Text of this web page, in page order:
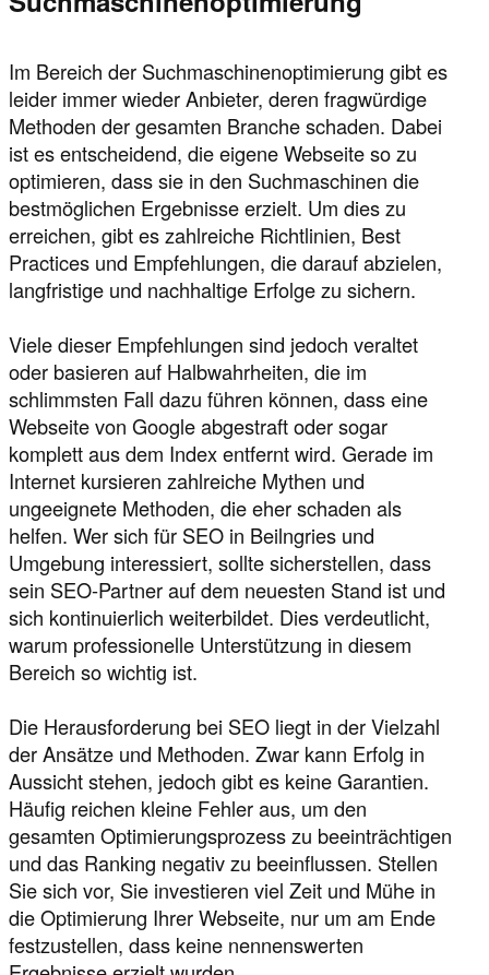
Im Bereich der Suchmaschinenoptimierung gibt es
leider immer wieder Anbieter, deren fragwürdige
Methoden der gesamten Branche schaden. Dabei
ist es entscheidend, die eigene Webseite so zu
optimieren, dass sie in den Suchmaschinen die
bestmöglichen Ergebnisse erzielt. Um dies zu
erreichen, gibt es zahlreiche Richtlinien, Best
Practices und Empfehlungen, die darauf abzielen,
langfristige und nachhaltige Erfolge zu sichern.
Viele dieser Empfehlungen sind jedoch veraltet
oder basieren auf Halbwahrheiten, die im
schlimmsten Fall dazu führen können, dass eine
Webseite von Google abgestraft oder sogar
komplett aus dem Index entfernt wird. Gerade im
Internet kursieren zahlreiche Mythen und
ungeeignete Methoden, die eher schaden als
helfen. Wer sich für SEO in Beilngries und
Umgebung interessiert, sollte sicherstellen, dass
sein SEO-Partner auf dem neuesten Stand ist und
sich kontinuierlich weiterbildet. Dies verdeutlicht,
warum professionelle Unterstützung in diesem
Bereich so wichtig ist.
Die Herausforderung bei SEO liegt in der Vielzahl
der Ansätze und Methoden. Zwar kann Erfolg in
Aussicht stehen, jedoch gibt es keine Garantien.
Häufig reichen kleine Fehler aus, um den
gesamten Optimierungsprozess zu beeinträchtigen
und das Ranking negativ zu beeinflussen. Stellen
Sie sich vor, Sie investieren viel Zeit und Mühe in
die Optimierung Ihrer Webseite, nur um am Ende
festzustellen, dass keine nennenswerten